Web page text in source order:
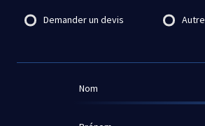
Demander un devis Autre
Nom